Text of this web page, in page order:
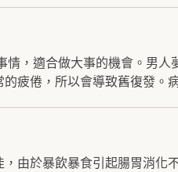
情，適合做大事的機會。男
疲倦，所以會導致舊復發。
由於暴飲暴食引起腸胃消化